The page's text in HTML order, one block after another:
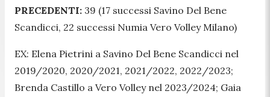
PRECEDENTI: 39 (17 successi Savino Del Bene
Scandicci, 22 successi Numia Vero Volley Milano)
EX: Elena Pietrini a Savino Del Bene Scandicci nel
2019/2020, 2020/2021, 2021/2022, 2022/2023;
Brenda Castillo a Vero Volley nel 2023/2024; Gaia